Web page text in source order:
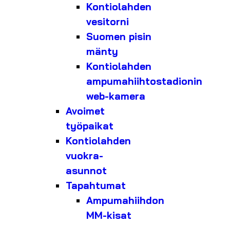
Kontiolahden
vesitorni
Suomen pisin
mänty
Kontiolahden
ampumahiihtostadionin
web-kamera
Avoimet
työpaikat
Kontiolahden
vuokra-
asunnot
Tapahtumat
Ampumahiihdon
MM-kisat